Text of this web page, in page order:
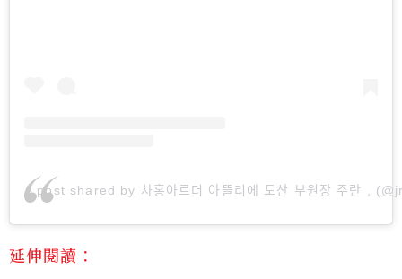
A post shared by 차홍아르더 아뜰리에 도산 부원장 주란 ,
延伸閱讀：